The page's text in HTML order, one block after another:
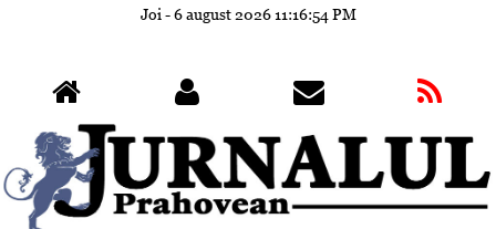
Joi - 6 august 202611:16:57 PM